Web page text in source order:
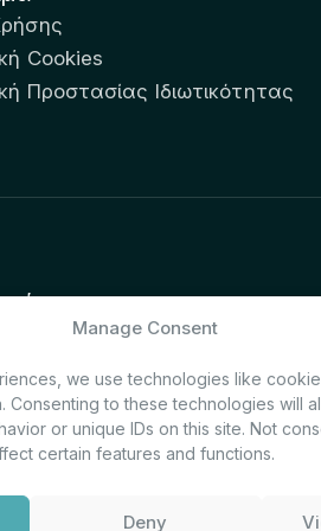
Manage Consent
we use technologies like
Consenting to these technologies will
or unique IDs on this site. Not
certain features and functions.
Deny
Cookies
Προστασίας Ιδιωτικότητας
Investor Relations – Τμήμα